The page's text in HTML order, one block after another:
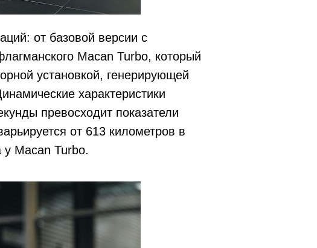
от базовой версии с
Macan Turbo, который
установкой, генерирующей
характеристики
превосходит показатели
от 613 километров в
Macan Turbo.